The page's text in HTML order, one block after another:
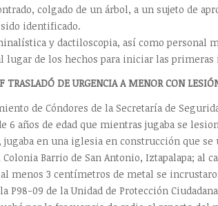
colgado de un árbol, a un sujeto de
identificado.
y dactiloscopia, así como personal
lugar de los hechos para iniciar las primeras
TRASLADÓ DE URGENCIA A MENOR CON
de Cóndores de la Secretaría de
6 años de edad que mientras jugaba se
jugaba en una iglesia en construcción que
Barrio de San Antonio, Iztapalapa; al
menos 3 centímetros de metal se
P98-09 de la Unidad de Protección